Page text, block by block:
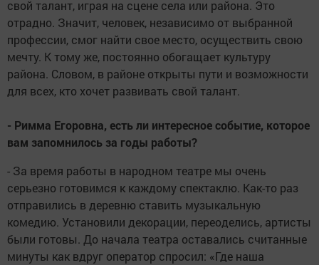
свой талант, играя на сцене села или района. Это
отрадно. Значит, человек, независимо от выбранной
профессии, смог найти свое место, осуществить свою
мечту. К тому же, постоянно обогащает культуру
района. Словом, в районе открыты пути и возможности
для всех, кто хочет развивать свой талант.
- Римма Егоровна, есть ли интересное событие, которое
вам запомнилось за годы работы?
- За время работы в народном театре мы очень
серьезно готовимся к каждому спектаклю. Как-то раз
отправились в деревню ставить музыкальную
комедию. Установили декорации, переоделись, артисты
были готовы. До начала театра оставались считанные
минуты как вдруг оператор спросил: «Где наша